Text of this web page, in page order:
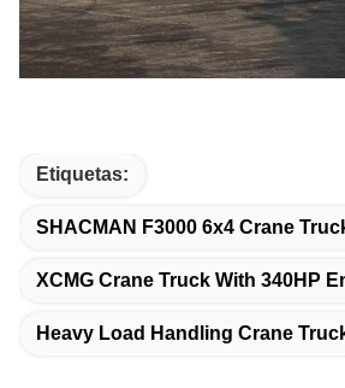
Etiquetas:
SHACMAN F3000 6x4 Crane
XCMG Crane Truck With 340HP
Heavy Load Handling Crane